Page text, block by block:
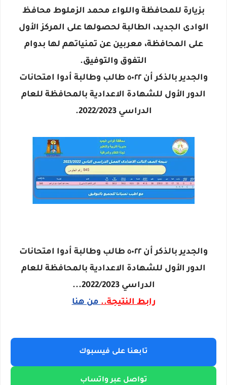
بزيارة للمحافظة واللواء محمد الزملوط محافظ
الوادى الجديد، الطالبة لحصولها على المركز الأول
على المحافظة، معربين عن تمنياتهم لها بدوام
التفوق والتوفيق.
والجدير بالذكر أن ٥٠٢٢ طالب وطالبة أدوا امتحانات
الدور الأول للشهادة الاعدادية بالمحافظة للعام
الدراسي 2022/2023.
والجدير بالذكر أن ٥٠٢٢ طالب وطالبة أدوا امتحانات
الدور الأول للشهادة الاعدادية بالمحافظة للعام
الدراسي 2022/2023...
رابط النتيجة..من هنا
تابعنا على فيسبوك
تواصل عبر واتساب